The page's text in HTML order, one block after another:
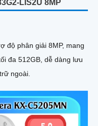
LIS2U 8MP
độ phân giải 8MP, mang
ngoài.